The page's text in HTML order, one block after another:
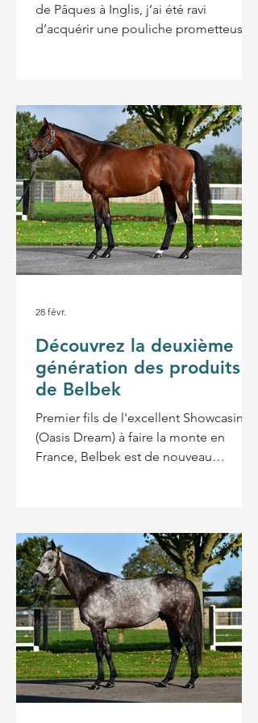
de Pâques à Inglis, j’ai été ravi
d’acquérir une pouliche prometteuse,
hippiques. Suite à mon expérience en
Australie en 2024 avec Lazzat lorsqu’il a
participé à la Golden Eagle, j’ai été
profondément impressionné par
l’atmosphère, la qualité des courses et
le niveau exceptionnel des allocations
proposées. C’est à ce moment-là que
Découvrez la deuxième
génération des produits
de Belbek
Premier fils de l'excellent Showcasing
(Oasis Dream) à faire la monte en
France, Belbek est de nouveau
les photos des premières naissances
de la 2e génération des produits de
Belbek ! Très précoce, cet ancien
pensionnaire d' André Fabre s'est
notamment distingué à 2 ans en
remportant tout d'abord le Prix du Bois
(Gr.3) au printemps puis le Prix Jean-
Luc Lagardère
28 févr.